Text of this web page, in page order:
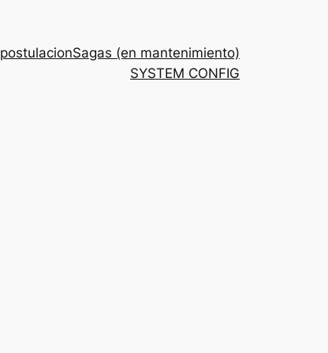
postulacionSagas (en mantenimiento)
SYSTEM CONFIG